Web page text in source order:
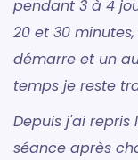
pendant 3 à 4
20 et 30
démarre et un
temps je reste
Depuis j'ai
séance après